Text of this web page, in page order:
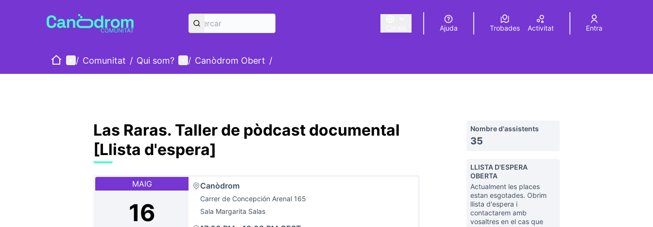
Triar la llengua Elegir el idioma Choose language
Ajuda Trobades Activitat Entra
IniciMenú principal
/ Comunitat / Qui som? Menú d'usuari
/ Canòdrom Obert /
Las Raras. Taller de pòdcast documental
[Llista d'espera]
MAIG
16
Canòdrom
Carrer de Concepción Arenal 165
Sala Margarita Salas
Nombre d'assistents
35
LLISTA D'ESPERA
OBERTA
Actualment les places
estan esgotades. Obrim
llista d'espera i
contactarem amb
vosaltres en el cas que